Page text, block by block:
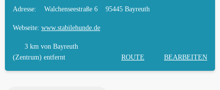
Adresse: Walchenseestraße 6 95445 Bayreuth
Webseite: www.stabilehunde.de
3 km von Bayreuth
(Zentrum) entfernt
ROUTE BEARBEITEN